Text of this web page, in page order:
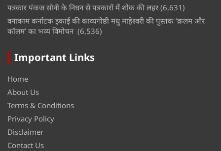
पत्रकार पंकज सोनी के निधन से पत्रकारों में शोक की लहर (6,631)
वनाकाम कर्नाटक इकाई की काव्यगोष्ठी मधु माहेश्वरी की पुस्तक ‘क़लम और
कॉलम’ का भव्य विमोचन (6,536)
Important Links
Home
About Us
Terms & Conditions
Privacy Policy
Disclaimer
Contact Us